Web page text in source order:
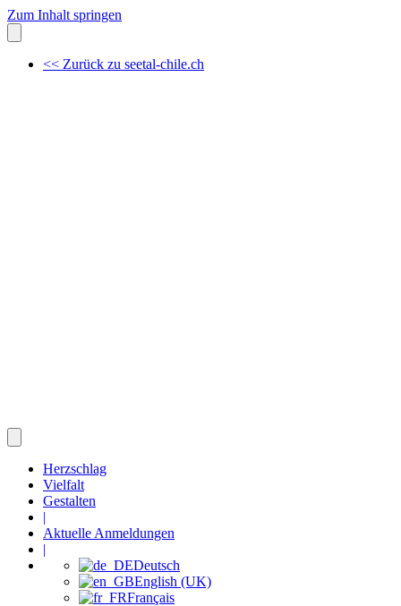
Zum Inhalt springen
<< Zurück zu seetal-chile.ch
Herzschlag
Vielfalt
Gestalten
|
Aktuelle Anmeldungen
|
Deutsch
English (UK)
Français